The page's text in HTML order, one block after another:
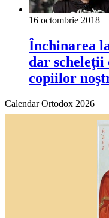
16 octombrie 2018
Închinarea
dar scheleţii
copiilor
Calendar Ortodox 2026